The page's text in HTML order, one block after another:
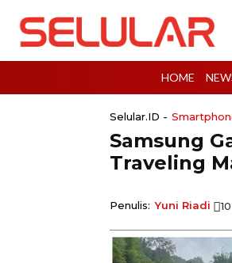
HOME
Selular.ID -
Samsung
Traveling
Penulis: Yuni Riadi